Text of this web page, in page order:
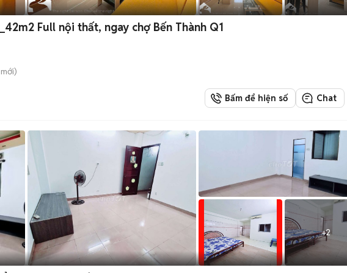
Full nội thất, ngay chợ Bến Thành Q1
mới)
Bấm để hiện số Chat
+2